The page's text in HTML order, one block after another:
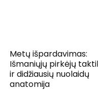
Metų išpardavimas:
Išmaniųjų pirkėjų
ir didžiausių nuolaidų
anatomija